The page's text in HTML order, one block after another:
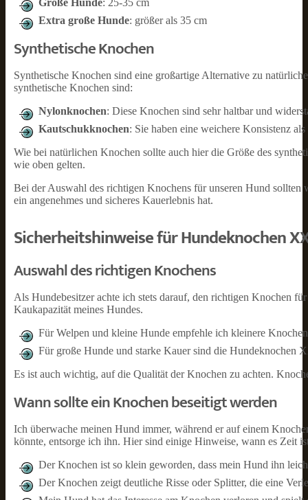
Große Hunde: 25-35 cm
Extra große Hunde: größer als 35 cm
Synthetische Knochen
Synthetische Knochen sind eine großartige Alternative zu
synthetische Knochen sind:
Nylonknochen: Diese Knochen sind sehr haltbar und
Kautschukknochen: Sie haben eine weichere Konsistenz
Wie bei natürlichen Knochen sollte auch hier die Größe des
wie oben gelten.
Bei der Auswahl des richtigen Knochens für unseren Hund sollten
ein angenehmes und sicheres Kauerlebnis hat.
Sicherheitshinweise für Hundeknochen
Auswahl des richtigen Knochens
Als Hundebesitzer achte ich stets darauf, den richtigen Knochen
Kaukapazität meines Hundes.
Für Welpen und kleine Hunde empfehle ich kleinere
Für große Hunde und starke Kauer sind die Hundeknochen
Es ist auch wichtig, auf die Qualität der Knochen zu achten.
Wann sollte ein Knochen beseitigt werden
Ich überwache meinen Hund immer, während er auf einem
könnte, entsorge ich ihn. Hier sind einige Hinweise, wann es Zeit
Der Knochen ist so klein geworden, dass mein Hund ihn
Der Knochen zeigt deutliche Risse oder Splitter, die eine